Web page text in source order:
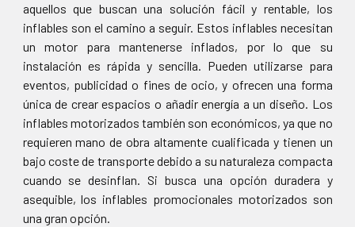
aquellos que buscan una solución fácil y rentable, los
inflables son el camino a seguir. Estos inflables necesitan
un motor para mantenerse inflados, por lo que su
instalación es rápida y sencilla. Pueden utilizarse para
eventos, publicidad o fines de ocio, y ofrecen una forma
única de crear espacios o añadir energía a un diseño. Los
inflables motorizados también son económicos, ya que no
requieren mano de obra altamente cualificada y tienen un
bajo coste de transporte debido a su naturaleza compacta
cuando se desinflan. Si busca una opción duradera y
asequible, los inflables promocionales motorizados son
una gran opción.